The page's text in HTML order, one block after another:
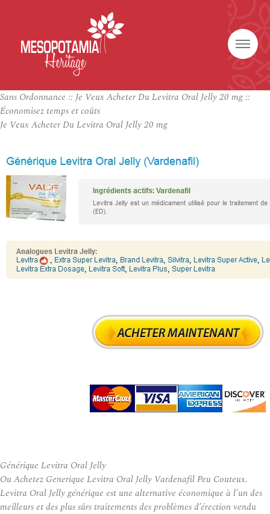
Sans Ordonnance :: Je Veux Acheter Du Levitra Oral Jelly 20 mg ::
Économisez temps et coûts
Je Veux Acheter Du Levitra Oral Jelly 20 mg
Générique Levitra Oral Jelly
Ou Achetez Generique Levitra Oral Jelly Vardenafil Peu Couteux.
Levitra Oral Jelly générique est une alternative économique à l’un des
meilleurs et des plus sûrs traitements des problèmes d’érection vendu